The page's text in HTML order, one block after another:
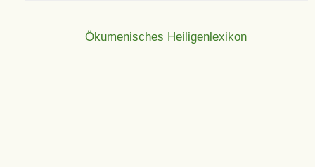
Ökumenisches Heiligenlexikon